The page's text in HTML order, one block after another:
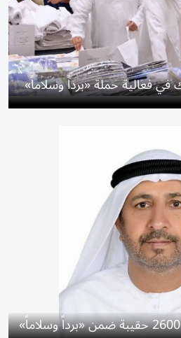
فعالية حملة «برداً وسلاماً»